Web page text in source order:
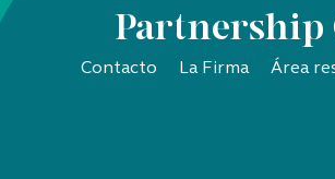
Partnership
Contacto La Firma Área